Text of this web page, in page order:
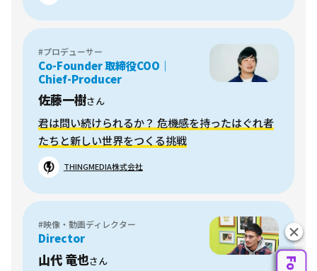
#プロデューサー
Co-Founder 取締役COO｜
Chief-Producer
佐藤一樹さん
君は問い続けられるか？ 危機感を持ったはぐれ者
たちと新しい世界をつくる挑戦
THINGMEDIA株式会社
#映像・動画ディレクター
Director
山代 竜也さん